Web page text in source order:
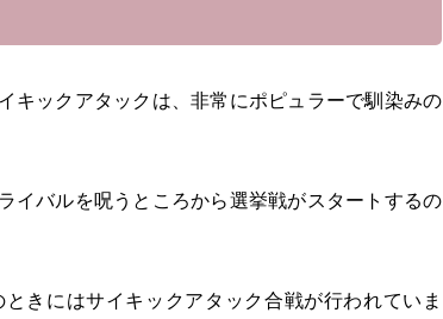
キックアタックは、非常にポピュラーで馴染みの
イバルを呪うところから選挙戦がスタートするの
きにはサイキックアタック合戦が行われていま